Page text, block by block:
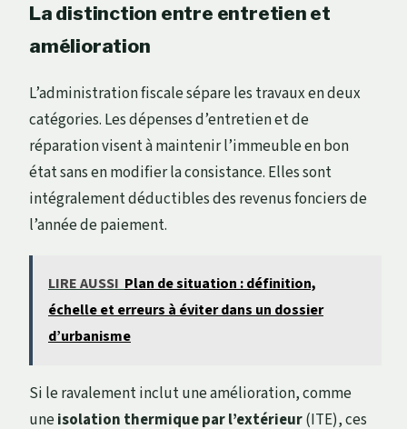
La distinction entre entretien et
amélioration
L’administration fiscale sépare les travaux en deux
catégories. Les dépenses d’entretien et de
réparation visent à maintenir l’immeuble en bon
état sans en modifier la consistance. Elles sont
intégralement déductibles des revenus fonciers de
l’année de paiement.
LIRE AUSSI Plan de situation : définition,
échelle et erreurs à éviter dans un dossier
d’urbanisme
Si le ravalement inclut une amélioration, comme
uneisolation thermique par l’extérieur(ITE), ces